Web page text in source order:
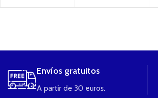
Envíos gratuitos
A partir de 30 euros.